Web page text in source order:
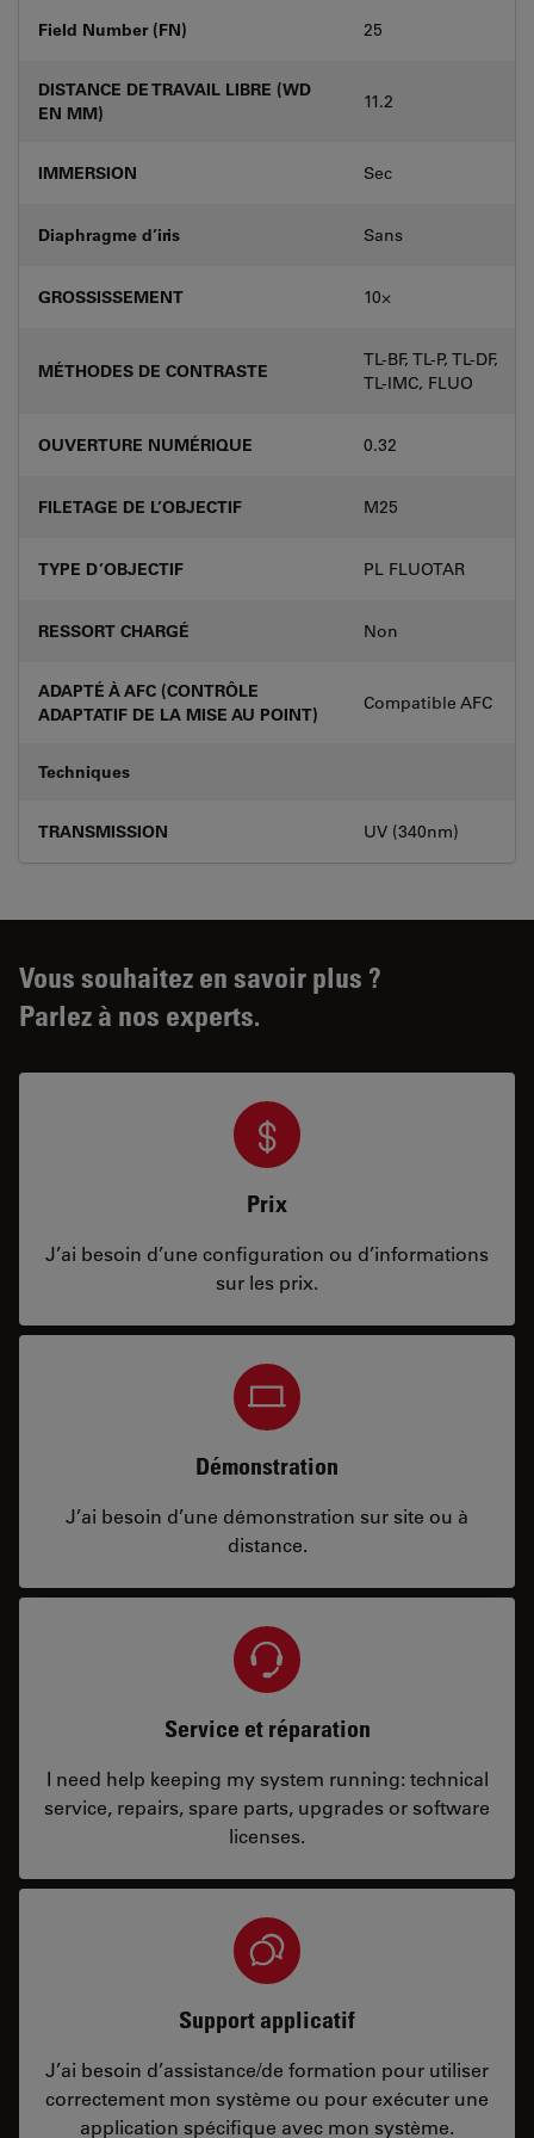
Field Number (FN) 25
DISTANCE DE TRAVAIL LIBRE (WD
EN MM)
11.2
IMMERSION Sec
Diaphragme d’iris Sans
GROSSISSEMENT 10⨉
MÉTHODES DE CONTRASTE
TL-BF, TL-P, TL-DF,
TL-IMC, FLUO
OUVERTURE NUMÉRIQUE 0.32
FILETAGE DE L’OBJECTIF M25
TYPE D’OBJECTIF PL FLUOTAR
RESSORT CHARGÉ Non
ADAPTÉ À AFC (CONTRÔLE
ADAPTATIF DE LA MISE AU POINT)
Compatible AFC
Techniques
TRANSMISSION UV (340nm)
Vous souhaitez en savoir plus ?
Parlez à nos experts.
Prix
J’ai besoin d’une configuration ou d’informations
sur les prix.
Démonstration
J’ai besoin d’une démonstration sur site ou à
distance.
Service et réparation
I need help keeping my system running: technical
service, repairs, spare parts, upgrades or software
licenses.
Support applicatif
J’ai besoin d’assistance/de formation pour utiliser
correctement mon système ou pour exécuter une
application spécifique avec mon système.